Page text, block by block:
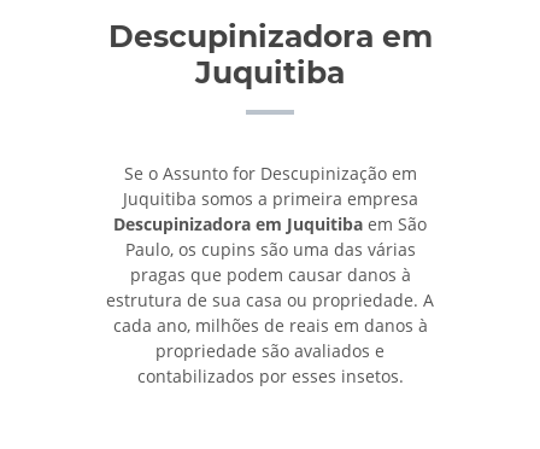
Descupinizadora em
Juquitiba
Se o Assunto for Descupinização em
Juquitiba somos a primeira empresa
Descupinizadora em Juquitiba em São
Paulo, os cupins são uma das várias
pragas que podem causar danos à
estrutura de sua casa ou propriedade. A
cada ano, milhões de reais em danos à
propriedade são avaliados e
contabilizados por esses insetos.